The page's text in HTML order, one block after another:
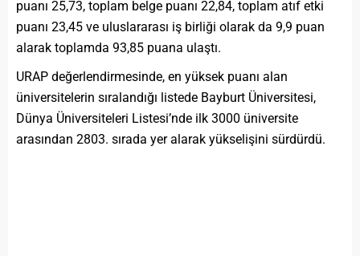
puanı 25,73, toplam belge puanı 22,84, toplam atıf etki
puanı 23,45 ve uluslararası iş birliği olarak da 9,9 puan
alarak toplamda 93,85 puana ulaştı.
URAP değerlendirmesinde, en yüksek puanı alan
üniversitelerin sıralandığı listede Bayburt Üniversitesi,
Dünya Üniversiteleri Listesi’nde ilk 3000 üniversite
arasından 2803. sırada yer alarak yükselişini sürdürdü.